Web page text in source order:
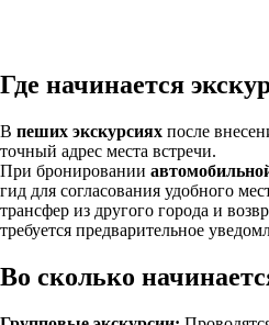
Где начинается
В пеших экскурсиях после
точный адрес места встречи.
При бронировании
гид для согласования удобного
трансфер из другого города и
предварительное
Во сколько